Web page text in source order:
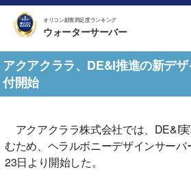
オリコン顧客満足度ランキング
ウォーターサーバー
アクアクララ、DE&I推進の新デ
付開始
アクアクララ株式会社では、DE&I
むため、ヘラルボニーデザインサーバ
23日より開始した。